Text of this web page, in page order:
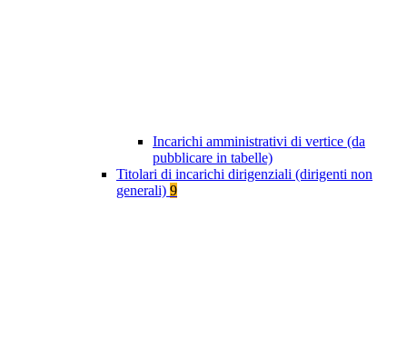
Incarichi amministrativi di vertice (da
pubblicare in tabelle)
Titolari di incarichi dirigenziali (dirigenti non
generali) 9